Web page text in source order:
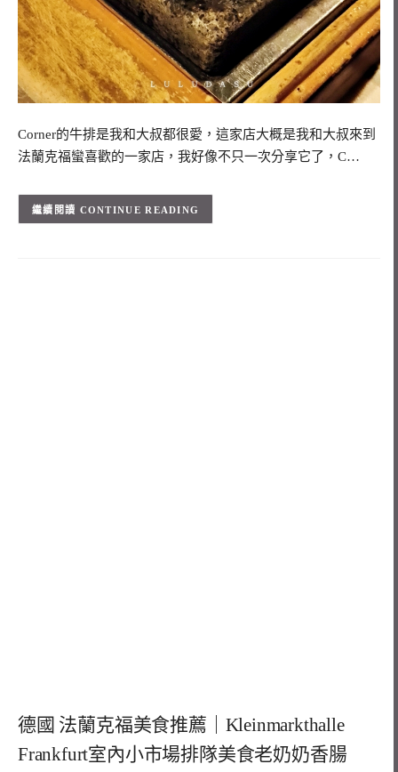
Corner的牛排是我和大叔都很愛，這家店大概是我和大叔來到
法蘭克福蠻喜歡的一家店，我好像不只一次分享它了，C…
CONTINUE READING
德國 法蘭克福美食推薦｜Kleinmarkthalle
Frankfurt室內小市場排隊美食老奶奶香腸